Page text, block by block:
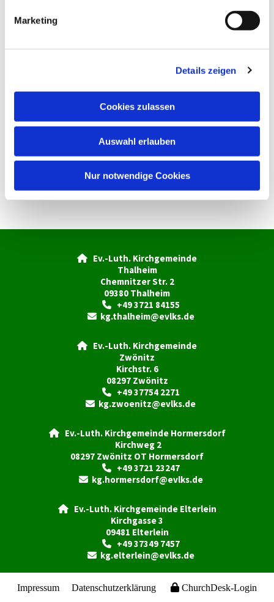
Marketing
Details zeigen
Cookies zulassen
Auswahl erlauben
Nur notwendige Cookies

Ev.-Luth. Kirchgemeinde
Thalheim
Chemnitzer Str. 2
09380 Thalheim
+49 3721 84155
 kg.thalheim@evlks.de

Ev.-Luth. Kirchgemeinde
Zwönitz
Kirchstr. 6
08297 Zwönitz
+49 37754 2271
 kg.zwoenitz@evlks.de
Ev.-Luth. Kirchgemeinde Hormersdorf
Kirchweg 2
08297 Zwönitz OT Hormersdorf
+49 3721 23247
 kg.hormersdorf@evlks.de
Ev.-Luth. Kirchgemeinde Elterlein
Kirchgasse 3
09481 Elterlein
+49 37349 7457
 kg.elterlein@evlks.de
Impressum Datenschutzerklärung ChurchDesk-Login